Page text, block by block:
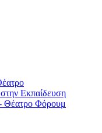
Εκπαίδευση
Θέατρο Φόρουμ